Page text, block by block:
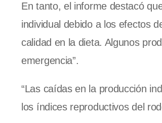
En tanto, el informe destacó
individual debido a los efectos
calidad en la dieta. Algunos
emergencia”.
“Las caídas en la producción
los índices reproductivos del